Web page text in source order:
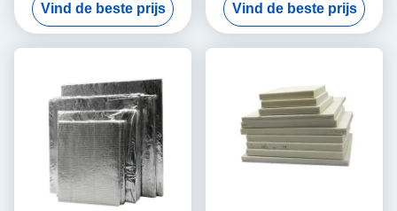
Geïsoleerd
Vind de beste prijs Vind de beste prijs